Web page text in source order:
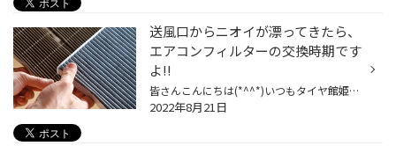
送風口からニオイが漂ってきたら、
エアコンフィルターの交換時期です
よ!!
皆さんこんにちは(*^^*)いつもタイヤ館姫路中央店WEBをご覧いただき誠にありがとうございます！ 今回はエアコンフィルターについてお知らせいたします！ 気になるニオイって、ありますよね。ドラッグストアに行くとさまざまな消臭剤がずらりと並んでいますし、洗濯する際に消臭抗菌効果のある柔軟剤...
2022年8月21日